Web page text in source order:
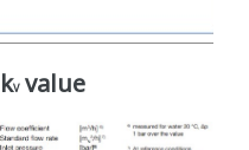
Vvalue